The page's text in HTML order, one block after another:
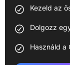
Kezeld az
Dolgozz
Használd a